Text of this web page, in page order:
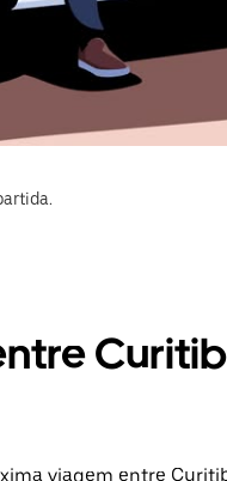
viagem entre